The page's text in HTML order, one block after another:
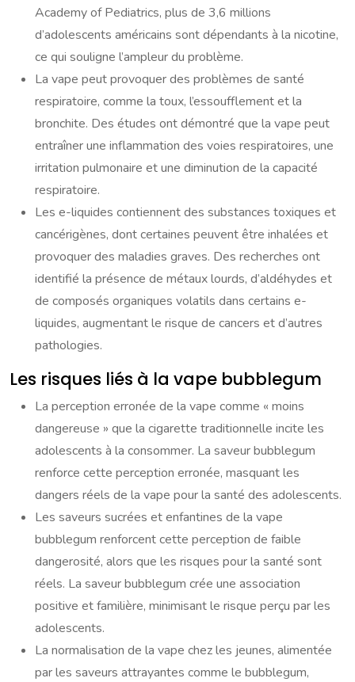
Academy of Pediatrics, plus de 3,6 millions
d’adolescents américains sont dépendants à la nicotine,
ce qui souligne l’ampleur du problème.
La vape peut provoquer des problèmes de santé
respiratoire, comme la toux, l’essoufflement et la
bronchite. Des études ont démontré que la vape peut
entraîner une inflammation des voies respiratoires, une
irritation pulmonaire et une diminution de la capacité
respiratoire.
Les e-liquides contiennent des substances toxiques et
cancérigènes, dont certaines peuvent être inhalées et
provoquer des maladies graves. Des recherches ont
identifié la présence de métaux lourds, d’aldéhydes et
de composés organiques volatils dans certains e-
liquides, augmentant le risque de cancers et d’autres
pathologies.
Les risques liés à la vape bubblegum
La perception erronée de la vape comme « moins
dangereuse » que la cigarette traditionnelle incite les
adolescents à la consommer. La saveur bubblegum
renforce cette perception erronée, masquant les
dangers réels de la vape pour la santé des adolescents.
Les saveurs sucrées et enfantines de la vape
bubblegum renforcent cette perception de faible
dangerosité, alors que les risques pour la santé sont
réels. La saveur bubblegum crée une association
positive et familière, minimisant le risque perçu par les
adolescents.
La normalisation de la vape chez les jeunes, alimentée
par les saveurs attrayantes comme le bubblegum,